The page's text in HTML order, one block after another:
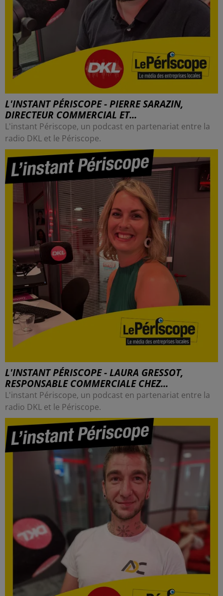
L'INSTANT PÉRISCOPE - PIERRE SARAZIN,
DIRECTEUR COMMERCIAL ET...
L'instant Périscope, un podcast en partenariat entre la
radio DKL et le Périscope.
L'INSTANT PÉRISCOPE - LAURA GRESSOT,
RESPONSABLE COMMERCIALE CHEZ...
L'instant Périscope, un podcast en partenariat entre la
radio DKL et le Périscope.